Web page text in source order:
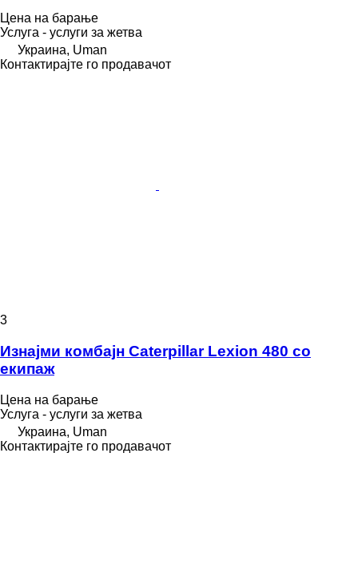
Цена на барање
Услуга - услуги за жетва
Украина, Uman
Контактирајте го продавачот
3
Изнајми комбајн Caterpillar Lexion 480 со
екипаж
Цена на барање
Услуга - услуги за жетва
Украина, Uman
Контактирајте го продавачот